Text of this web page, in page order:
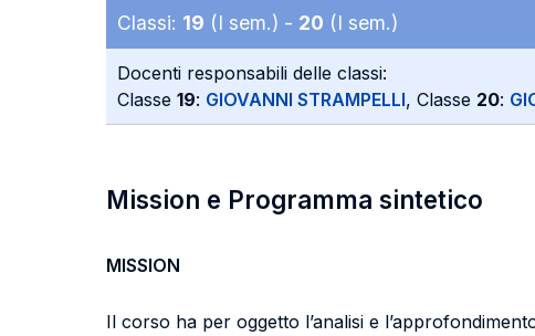
Classi: 19 (I sem.) - 20 (I sem.)
Docenti responsabili delle classi:
Classe 19: GIOVANNI STRAMPELLI, Classe 20:
Mission e Programma sintetico
MISSION
Il corso ha per oggetto l’analisi e